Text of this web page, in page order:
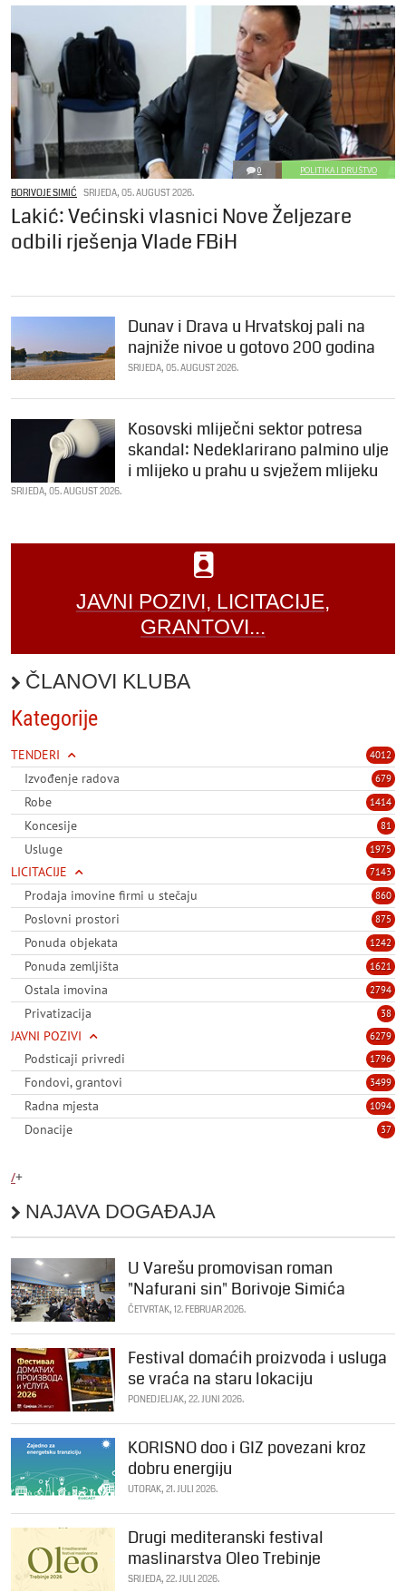
0 POLITIKA I DRUŠTVO
BORIVOJE SIMIĆ SRIJEDA, 05. AUGUST 2026.
Lakić: Većinski vlasnici Nove Željezare
odbili rješenja Vlade FBiH
Dunav i Drava u Hrvatskoj pali na
najniže nivoe u gotovo 200 godina
SRIJEDA, 05. AUGUST 2026.
Kosovski mliječni sektor potresa
skandal: Nedeklarirano palmino ulje
i mlijeko u prahu u svježem mlijeku
SRIJEDA, 05. AUGUST 2026.
JAVNI POZIVI, LICITACIJE,
GRANTOVI...
ČLANOVI KLUBA
Kategorije
4012
TENDERI
679
Izvođenje radova
1414
Robe
81
Koncesije
1975
Usluge
7143
LICITACIJE
860
Prodaja imovine firmi u stečaju
875
Poslovni prostori
1242
Ponuda objekata
1621
Ponuda zemljišta
2794
Ostala imovina
38
Privatizacija
6279
JAVNI POZIVI
1796
Podsticaji privredi
3499
Fondovi, grantovi
1094
Radna mjesta
37
Donacije
/+
NAJAVA DOGAĐAJA
U Varešu promovisan roman
"Nafurani sin" Borivoje Simića
ČETVRTAK, 12. FEBRUAR 2026.
Festival domaćih proizvoda i usluga
se vraća na staru lokaciju
PONEDJELJAK, 22. JUNI 2026.
KORISNO doo i GIZ povezani kroz
dobru energiju
UTORAK, 21. JULI 2026.
Drugi mediteranski festival
maslinarstva Oleo Trebinje
SRIJEDA, 22. JULI 2026.